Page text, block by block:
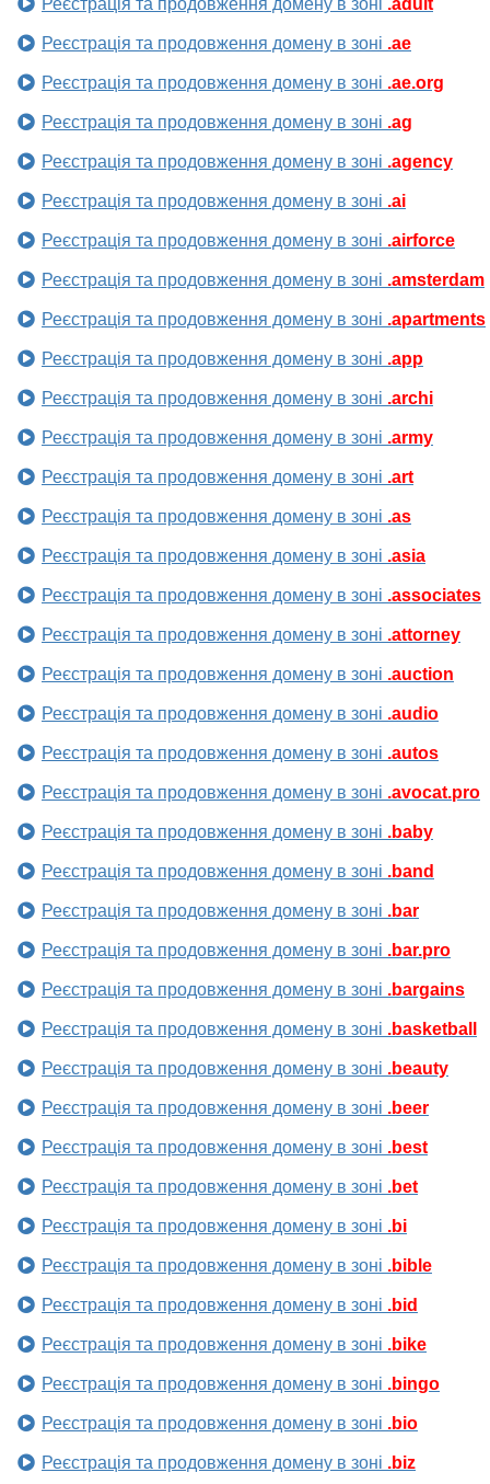
Реєстрація та продовження домену в зоні .adult
Реєстрація та продовження домену в зоні .ae
Реєстрація та продовження домену в зоні .ae.org
Реєстрація та продовження домену в зоні .ag
Реєстрація та продовження домену в зоні .agency
Реєстрація та продовження домену в зоні .ai
Реєстрація та продовження домену в зоні .airforce
Реєстрація та продовження домену в зоні .amsterdam
Реєстрація та продовження домену в зоні .apartments
Реєстрація та продовження домену в зоні .app
Реєстрація та продовження домену в зоні .archi
Реєстрація та продовження домену в зоні .army
Реєстрація та продовження домену в зоні .art
Реєстрація та продовження домену в зоні .as
Реєстрація та продовження домену в зоні .asia
Реєстрація та продовження домену в зоні .associates
Реєстрація та продовження домену в зоні .attorney
Реєстрація та продовження домену в зоні .auction
Реєстрація та продовження домену в зоні .audio
Реєстрація та продовження домену в зоні .autos
Реєстрація та продовження домену в зоні .avocat.pro
Реєстрація та продовження домену в зоні .baby
Реєстрація та продовження домену в зоні .band
Реєстрація та продовження домену в зоні .bar
Реєстрація та продовження домену в зоні .bar.pro
Реєстрація та продовження домену в зоні .bargains
Реєстрація та продовження домену в зоні .basketball
Реєстрація та продовження домену в зоні .beauty
Реєстрація та продовження домену в зоні .beer
Реєстрація та продовження домену в зоні .best
Реєстрація та продовження домену в зоні .bet
Реєстрація та продовження домену в зоні .bi
Реєстрація та продовження домену в зоні .bible
Реєстрація та продовження домену в зоні .bid
Реєстрація та продовження домену в зоні .bike
Реєстрація та продовження домену в зоні .bingo
Реєстрація та продовження домену в зоні .bio
Реєстрація та продовження домену в зоні .biz